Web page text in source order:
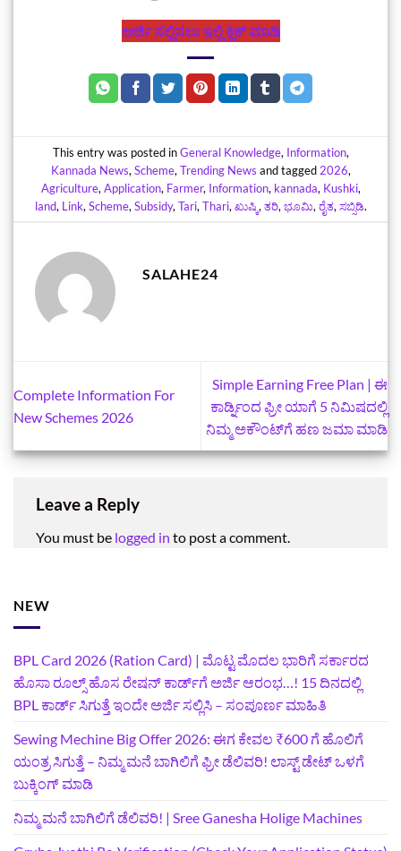
ಅರ್ಜಿ ಸಲ್ಲಿಸಲು ಇಲ್ಲಿ ಕ್ಲಿಕ್‌ ಮಾಡಿ
This entry was posted inGeneral Knowledge, Information,
Kannada News, Scheme, Trending News and tagged 2026,
Agriculture, Application, Farmer, Information, kannada, Kushki,
land, Link, Scheme, Subsidy, Tari, Thari, ಖುಷ್ಕಿ, ತರಿ, ಭೂಮಿ, ರೈತ, ಸಬ್ಸಿಡಿ.
SALAHE24
Complete Information For
New Schemes 2026
Simple Earning Free Plan | ಈ
ಕಾರ್ಡ್ನಿಂದ ಫ್ರೀ ಯಾಗೆ 5 ನಿಮಿಷದಲ್ಲಿ
ನಿಮ್ಮ ಅಕೌಂಟ್‌ಗೆ ಹಣ ಜಮಾ ಮಾಡಿ
Leave a Reply
You must be logged in to post a comment.
NEW
BPL Card 2026 (Ration Card) | ಮೊಟ್ಟ ಮೊದಲ ಭಾರಿಗೆ ಸರ್ಕಾರದ
ಹೊಸಾ ರೂಲ್ಸ್ ಹೊಸ ರೇಷನ್ ಕಾರ್ಡ್‌ಗೆ ಅರ್ಜಿ ಆರಂಭ…! 15 ದಿನದಲ್ಲಿ
BPL ಕಾರ್ಡ್ ಸಿಗುತ್ತೆ ಇಂದೇ ಅರ್ಜಿ ಸಲ್ಲಿಸಿ – ಸಂಪೂರ್ಣ ಮಾಹಿತಿ
Sewing Mechine Big Offer 2026: ಈಗ ಕೇವಲ ₹600 ಗೆ ಹೊಲಿಗೆ
ಯಂತ್ರ ಸಿಗುತ್ತೆ – ನಿಮ್ಮ ಮನೆ ಬಾಗಿಲಿಗೆ‍ ಫ್ರೀ ಡೆಲಿವರಿ! ಲಾಸ್ಟ್‌ ಡೇಟ್‌ ಒಳಗೆ
ಬುಕ್ಕಿಂಗ್‌ ಮಾಡಿ
ನಿಮ್ಮ ಮನೆ ಬಾಗಿಲಿಗೆ ಡೆಲಿವರಿ! | Sree Ganesha Holige Machines